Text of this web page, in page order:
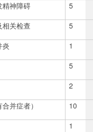
精神障碍
5
关检查
5
炎
1
5
2
并症者）
10
1